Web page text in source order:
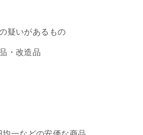
疑いがあるもの
・改造品